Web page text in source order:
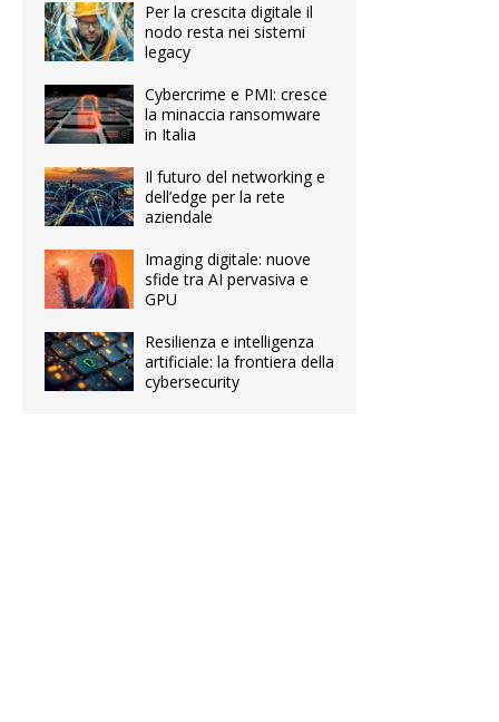
Per la crescita digitale il
nodo resta nei sistemi
legacy
Cybercrime e PMI: cresce
la minaccia ransomware
in Italia
Il futuro del networking e
dell’edge per la rete
aziendale
Imaging digitale: nuove
sfide tra AI pervasiva e
GPU
Resilienza e intelligenza
artificiale: la frontiera della
cybersecurity